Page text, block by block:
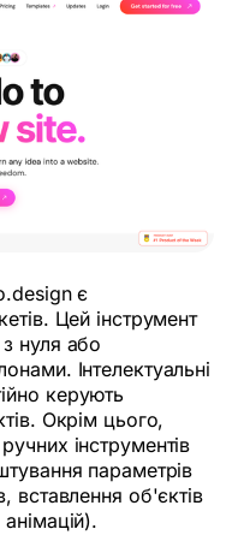
є
Цей інструмент
нуля або
Інтелектуальні
керують
Окрім цього,
інструментів
параметрів
вставлення об'єктів